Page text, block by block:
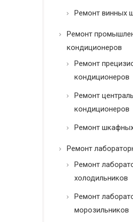
Ремонт винных
Ремонт
кондиционеров
Ремонт
кондиционеров
Ремонт
кондиционеров
Ремонт
Ремонт
Ремонт
холодильников
Ремонт
морозильников